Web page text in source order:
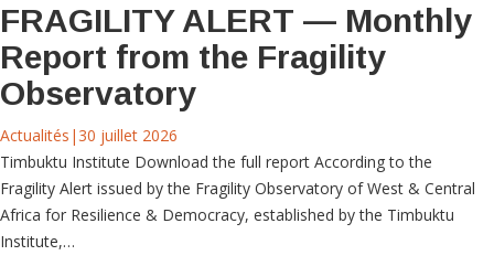
FRAGILITY ALERT — Monthly
Report from the Fragility
Observatory
Actualités |30 juillet 2026
Timbuktu Institute Download the full report According to the
Fragility Alert issued by the Fragility Observatory of West & Central
Africa for Resilience & Democracy, established by the Timbuktu
Institute,…